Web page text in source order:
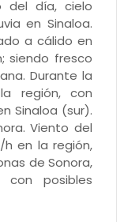
del día, cielo
en Sinaloa.
a cálido en
siendo fresco
Durante la
región, con
Sinaloa (sur).
Viento del
en la región,
de Sonora,
posibles